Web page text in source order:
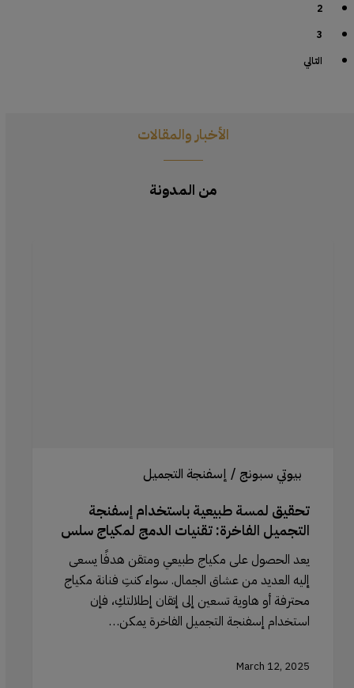
2
3
التالي
الأخبار والمقالات
من المدونة
بيوتي سبونج / إسفنجة التجميل
تحقيق لمسة طبيعية باستخدام إسفنجة
التجميل الفاخرة: تقنيات الدمج لمكياج سلس
يعد الحصول على مكياج طبيعي ومتقن هدفًا يسعى
إليه العديد من عشاق الجمال. سواء كنتِ فنانة مكياج
محترفة أو هاوية تسعين إلى إتقان إطلالتكِ، فإن
استخدام إسفنجة التجميل الفاخرة يمكن…
March 12, 2025